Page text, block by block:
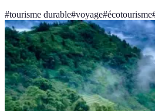
#tourisme durable#voyage#écotourisme